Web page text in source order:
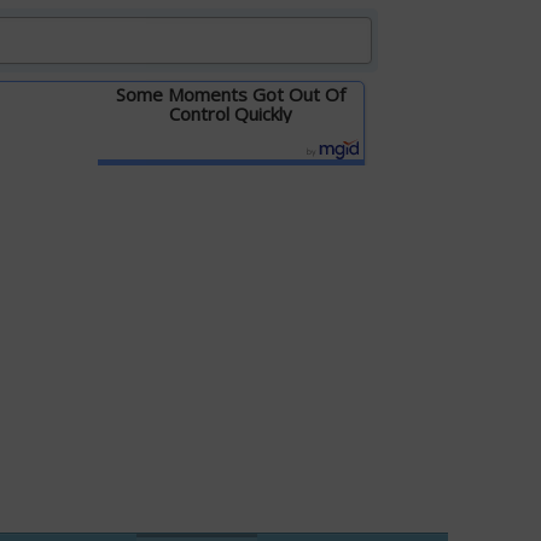
Some Moments Got Out Of
Control Quickly